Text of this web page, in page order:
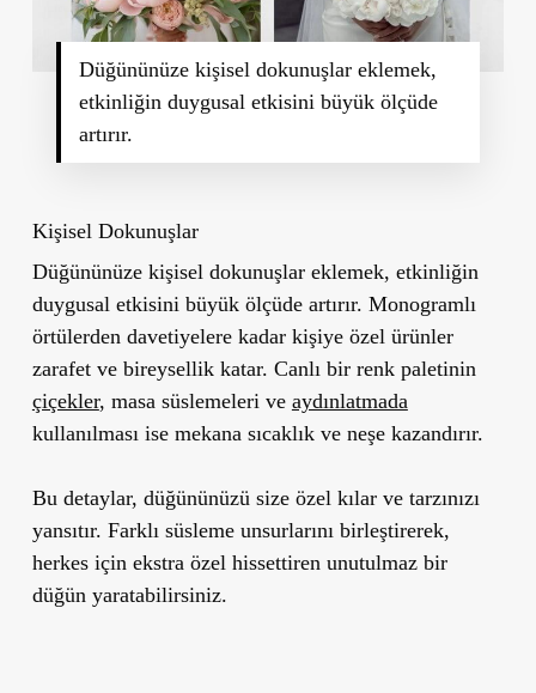
Düğününüze kişisel dokunuşlar eklemek,
etkinliğin duygusal etkisini büyük ölçüde
artırır.
Kişisel Dokunuşlar
Düğününüze kişisel dokunuşlar eklemek, etkinliğin
duygusal etkisini büyük ölçüde artırır. Monogramlı
örtülerden davetiyelere kadar kişiye özel ürünler
zarafet ve bireysellik katar. Canlı bir renk paletinin
çiçekler, masa süslemeleri ve aydınlatmada
kullanılması ise mekana sıcaklık ve neşe kazandırır.
Bu detaylar, düğününüzü size özel kılar ve tarzınızı
yansıtır. Farklı süsleme unsurlarını birleştirerek,
herkes için ekstra özel hissettiren unutulmaz bir
düğün yaratabilirsiniz.